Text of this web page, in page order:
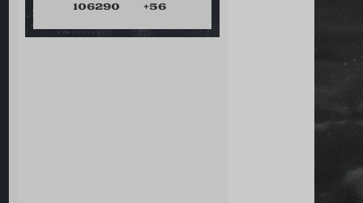
106290 +56